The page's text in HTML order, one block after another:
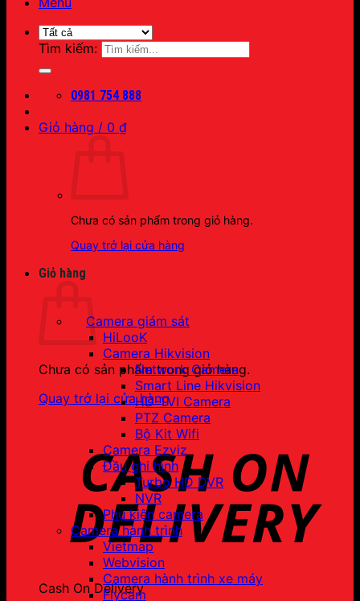
Tìm kiếm:
0981 754 888
Giỏ hàng / 0 ₫
Chưa có sản phẩm trong giỏ hàng.
Quay trở lại cửa hàng
Giỏ hàng
Chưa có sản phẩm trong giỏ hàng.
Quay trở lại cửa hàng
Cash On Delivery
Camera giám sát
HiLooK
Camera Hikvision
Network Camera
Smart Line Hikvision
HD-TVI Camera
PTZ Camera
Bộ Kit Wifi
Camera Ezviz
Đầu ghi hình
Turbo HD DVR
NVR
Phụ kiện camera
Camera hành trình
Vietmap
Webvision
Camera hành trình xe máy
Flycam